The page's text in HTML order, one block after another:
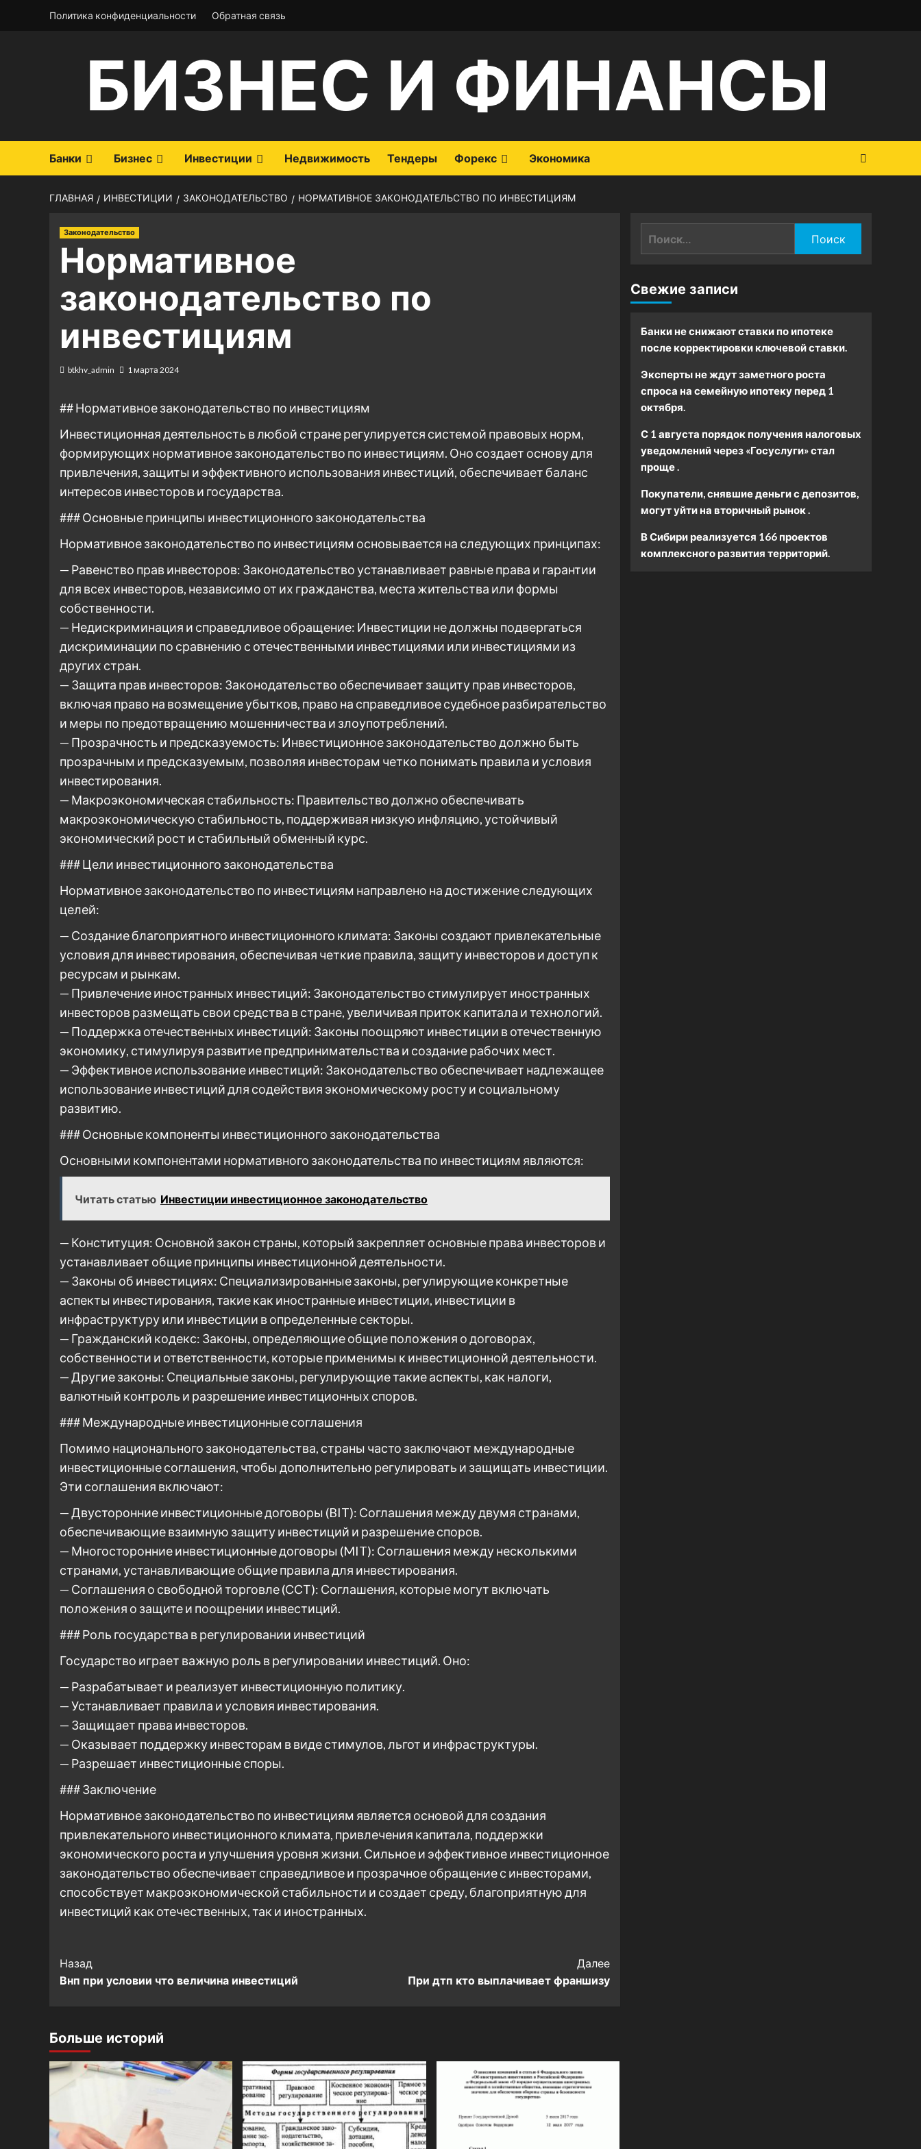
Политика конфиденциальности Обратная связь
БИЗНЕС И ФИНАНСЫ
Банки Бизнес Инвестиции Недвижимость Тендеры Форекс Экономика
ГЛАВНАЯ ИНВЕСТИЦИИ ЗАКОНОДАТЕЛЬСТВО НОРМАТИВНОЕ ЗАКОНОДАТЕЛЬСТВО ПО ИНВЕСТИЦИЯМ
Законодательство
Нормативное
законодательство по
инвестициям
btkhv_admin 1 марта 2024
## Нормативное законодательство по инвестициям
Инвестиционная деятельность в любой стране регулируется системой правовых норм,
формирующих нормативное законодательство по инвестициям. Оно создает основу для
привлечения, защиты и эффективного использования инвестиций, обеспечивает баланс
интересов инвесторов и государства.
### Основные принципы инвестиционного законодательства
Нормативное законодательство по инвестициям основывается на следующих принципах:
— Равенство прав инвесторов: Законодательство устанавливает равные права и гарантии
для всех инвесторов, независимо от их гражданства, места жительства или формы
собственности.
— Недискриминация и справедливое обращение: Инвестиции не должны подвергаться
дискриминации по сравнению с отечественными инвестициями или инвестициями из
других стран.
— Защита прав инвесторов: Законодательство обеспечивает защиту прав инвесторов,
включая право на возмещение убытков, право на справедливое судебное разбирательство
и меры по предотвращению мошенничества и злоупотреблений.
— Прозрачность и предсказуемость: Инвестиционное законодательство должно быть
прозрачным и предсказуемым, позволяя инвесторам четко понимать правила и условия
инвестирования.
— Макроэкономическая стабильность: Правительство должно обеспечивать
макроэкономическую стабильность, поддерживая низкую инфляцию, устойчивый
экономический рост и стабильный обменный курс.
### Цели инвестиционного законодательства
Нормативное законодательство по инвестициям направлено на достижение следующих
целей:
— Создание благоприятного инвестиционного климата: Законы создают привлекательные
условия для инвестирования, обеспечивая четкие правила, защиту инвесторов и доступ к
ресурсам и рынкам.
— Привлечение иностранных инвестиций: Законодательство стимулирует иностранных
инвесторов размещать свои средства в стране, увеличивая приток капитала и технологий.
— Поддержка отечественных инвестиций: Законы поощряют инвестиции в отечественную
экономику, стимулируя развитие предпринимательства и создание рабочих мест.
— Эффективное использование инвестиций: Законодательство обеспечивает надлежащее
использование инвестиций для содействия экономическому росту и социальному
развитию.
### Основные компоненты инвестиционного законодательства
Основными компонентами нормативного законодательства по инвестициям являются:
Читать статью Инвестиции инвестиционное законодательство
— Конституция: Основной закон страны, который закрепляет основные права инвесторов и
устанавливает общие принципы инвестиционной деятельности.
— Законы об инвестициях: Специализированные законы, регулирующие конкретные
аспекты инвестирования, такие как иностранные инвестиции, инвестиции в
инфраструктуру или инвестиции в определенные секторы.
— Гражданский кодекс: Законы, определяющие общие положения о договорах,
собственности и ответственности, которые применимы к инвестиционной деятельности.
— Другие законы: Специальные законы, регулирующие такие аспекты, как налоги,
валютный контроль и разрешение инвестиционных споров.
### Международные инвестиционные соглашения
Помимо национального законодательства, страны часто заключают международные
инвестиционные соглашения, чтобы дополнительно регулировать и защищать инвестиции.
Эти соглашения включают:
— Двусторонние инвестиционные договоры (BIT): Соглашения между двумя странами,
обеспечивающие взаимную защиту инвестиций и разрешение споров.
— Многосторонние инвестиционные договоры (MIT): Соглашения между несколькими
странами, устанавливающие общие правила для инвестирования.
— Соглашения о свободной торговле (ССТ): Соглашения, которые могут включать
положения о защите и поощрении инвестиций.
### Роль государства в регулировании инвестиций
Государство играет важную роль в регулировании инвестиций. Оно:
— Разрабатывает и реализует инвестиционную политику.
— Устанавливает правила и условия инвестирования.
— Защищает права инвесторов.
— Оказывает поддержку инвесторам в виде стимулов, льгот и инфраструктуры.
— Разрешает инвестиционные споры.
### Заключение
Нормативное законодательство по инвестициям является основой для создания
привлекательного инвестиционного климата, привлечения капитала, поддержки
экономического роста и улучшения уровня жизни. Сильное и эффективное инвестиционное
законодательство обеспечивает справедливое и прозрачное обращение с инвесторами,
способствует макроэкономической стабильности и создает среду, благоприятную для
инвестиций как отечественных, так и иностранных.
Post
Navigation
Назад
Внп при условии что величина инвестиций
Далее
При дтп кто выплачивает франшизу
Больше историй
Свежие записи
Банки не снижают ставки по ипотеке
после корректировки ключевой ставки.
Эксперты не ждут заметного роста
спроса на семейную ипотеку перед 1
октября.
С 1 августа порядок получения налоговых
уведомлений через «Госуслуги» стал
проще .
Покупатели, снявшие деньги с депозитов,
могут уйти на вторичный рынок .
В Сибири реализуется 166 проектов
комплексного развития территорий.